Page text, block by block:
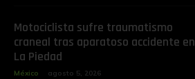
Motociclista sufre traumatismo
craneal tras aparatoso accidente en
La Piedad
México agosto 5, 2026